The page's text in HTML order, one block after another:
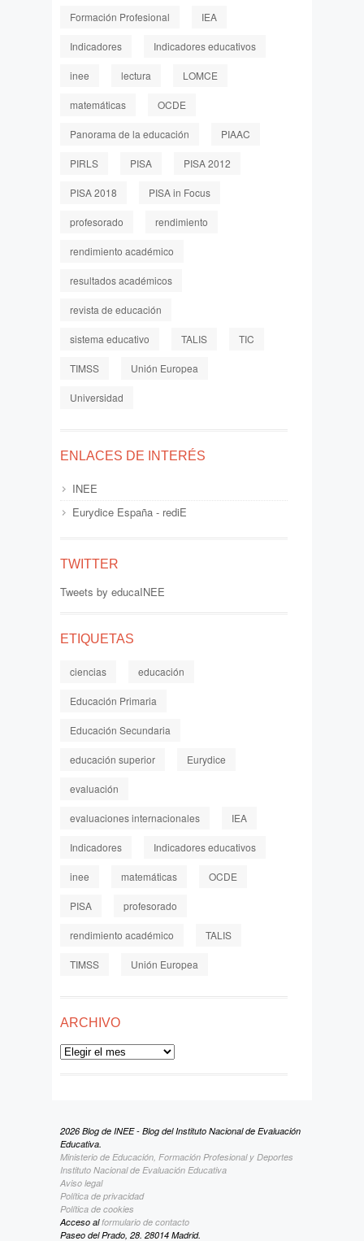
Formación Profesional IEA
Indicadores Indicadores educativos
inee lectura LOMCE
matemáticas OCDE
Panorama de la educación PIAAC
PIRLS PISA PISA 2012
PISA 2018 PISA in Focus
profesorado rendimiento
rendimiento académico
resultados académicos
revista de educación
sistema educativo TALIS TIC
TIMSS Unión Europea
Universidad
ENLACES DE INTERÉS
INEE
Eurydice España - rediE
TWITTER
Tweets by educaINEE
ETIQUETAS
ciencias educación
Educación Primaria
Educación Secundaria
educación superior Eurydice
evaluación
evaluaciones internacionales IEA
Indicadores Indicadores educativos
inee matemáticas OCDE
PISA profesorado
rendimiento académico TALIS
TIMSS Unión Europea
ARCHIVO
Archivo
2026 Blog de INEE - Blog del Instituto Nacional de Evaluación
Educativa.
Ministerio de Educación, Formación Profesional y Deportes
Instituto Nacional de Evaluación Educativa
Aviso legal
Política de privacidad
Política de cookies
Acceso alformulario de contacto
Paseo del Prado, 28. 28014 Madrid.